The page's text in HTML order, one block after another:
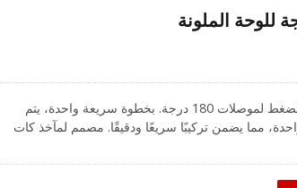
بسط عملية إنهاء الكابلات باستخدام هذه الأداة السهلة للضغط لموصلات 180 درجة. بخطوة سريعة واحدة، يتم
مما يضمن تركيبًا سريعًا ودقيقًا. مصمم لمآخذ كات
أداة أساسية لمتخصصي الكابلات الهيكلية.